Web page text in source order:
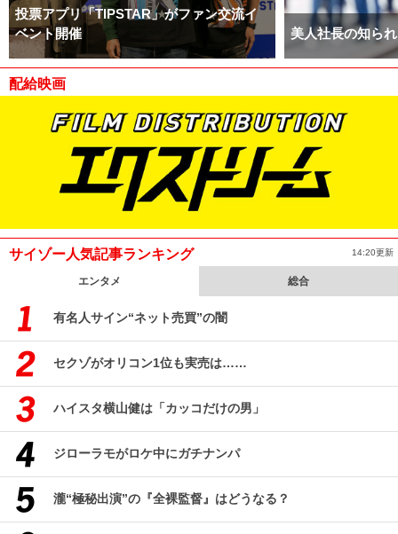
投票アプリ「TIPSTAR」がファン交流イ
ベント開催
美人社長の知ら
配給映画
サイゾー人気記事ランキング 14:20更新
エンタメ 総合
有名人サイン“ネット売買”の闇
セクゾがオリコン1位も実売は……
ハイスタ横山健は「カッコだけの男」
ジローラモがロケ中にガチナンパ
瀧“極秘出演”の『全裸監督』はどうなる？